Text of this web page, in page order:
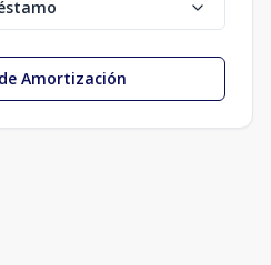
Amortización